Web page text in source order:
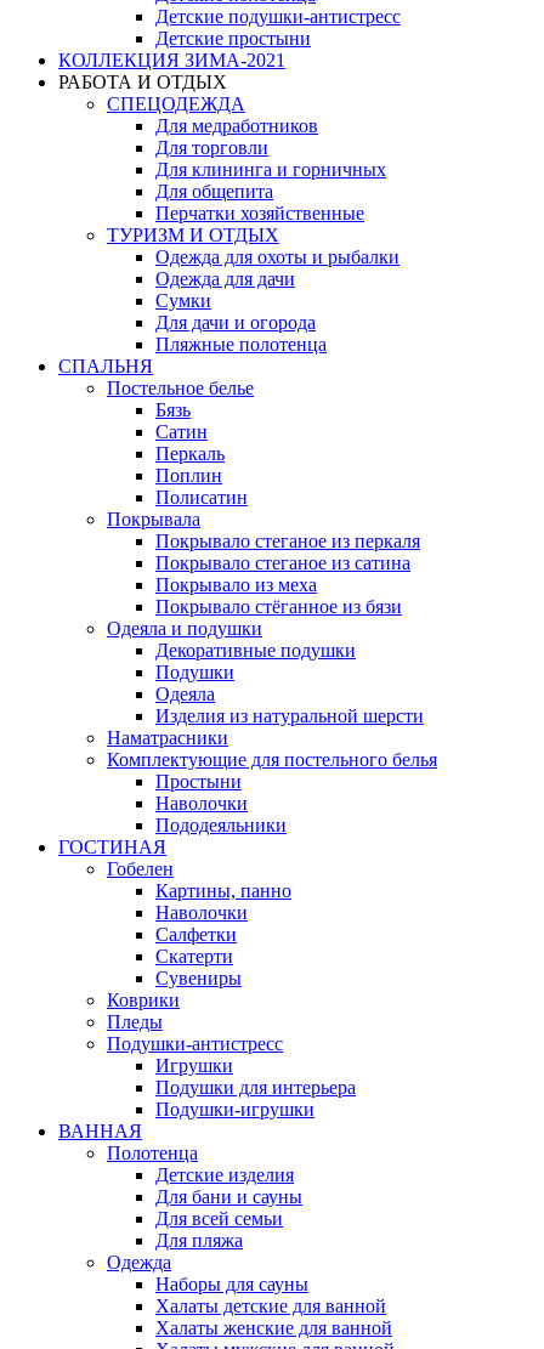
Детские подушки-антистресс
Детские простыни
КОЛЛЕКЦИЯ ЗИМА-2021
РАБОТА И ОТДЫХ
СПЕЦОДЕЖДА
Для медработников
Для торговли
Для клининга и горничных
Для общепита
Перчатки хозяйственные
ТУРИЗМ И ОТДЫХ
Одежда для охоты и рыбалки
Одежда для дачи
Сумки
Для дачи и огорода
Пляжные полотенца
СПАЛЬНЯ
Постельное белье
Бязь
Сатин
Перкаль
Поплин
Полисатин
Покрывала
Покрывало стеганое из перкаля
Покрывало стеганое из сатина
Покрывало из меха
Покрывало стёганное из бязи
Одеяла и подушки
Декоративные подушки
Подушки
Одеяла
Изделия из натуральной шерсти
Наматраcники
Комплектующие для постельного белья
Простыни
Наволочки
Пододеяльники
ГОСТИНАЯ
Гобелен
Картины, панно
Наволочки
Салфетки
Скатерти
Сувениры
Коврики
Пледы
Подушки-антистресс
Игрушки
Подушки для интерьера
Подушки-игрушки
ВАННАЯ
Полотенца
Детские изделия
Для бани и сауны
Для всей семьи
Для пляжа
Одежда
Наборы для сауны
Халаты детские для ванной
Халаты женские для ванной